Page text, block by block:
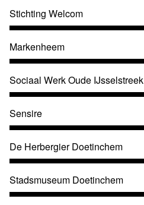
Stichting Welcom
Markenheem
Sociaal Werk Oude IJsselstreek
Sensire
De Herbergier Doetinchem
Stadsmuseum Doetinchem